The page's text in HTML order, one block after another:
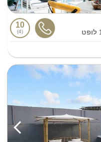
10
4